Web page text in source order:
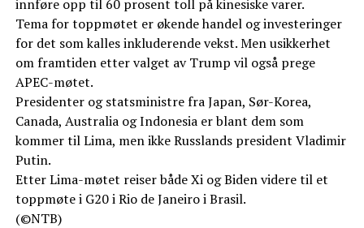
innføre opp til 60 prosent toll på kinesiske varer.
Tema for toppmøtet er økende handel og investeringer
for det som kalles inkluderende vekst. Men usikkerhet
om framtiden etter valget av Trump vil også prege
APEC-møtet.
Presidenter og statsministre fra Japan, Sør-Korea,
Canada, Australia og Indonesia er blant dem som
kommer til Lima, men ikke Russlands president Vladimir
Putin.
Etter Lima-møtet reiser både Xi og Biden videre til et
toppmøte i G20 i Rio de Janeiro i Brasil.
(©NTB)